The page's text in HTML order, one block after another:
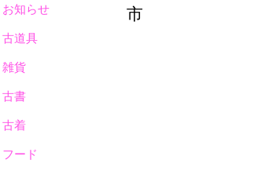
市
お知らせ
古道具
雑貨
古書
古着
フード